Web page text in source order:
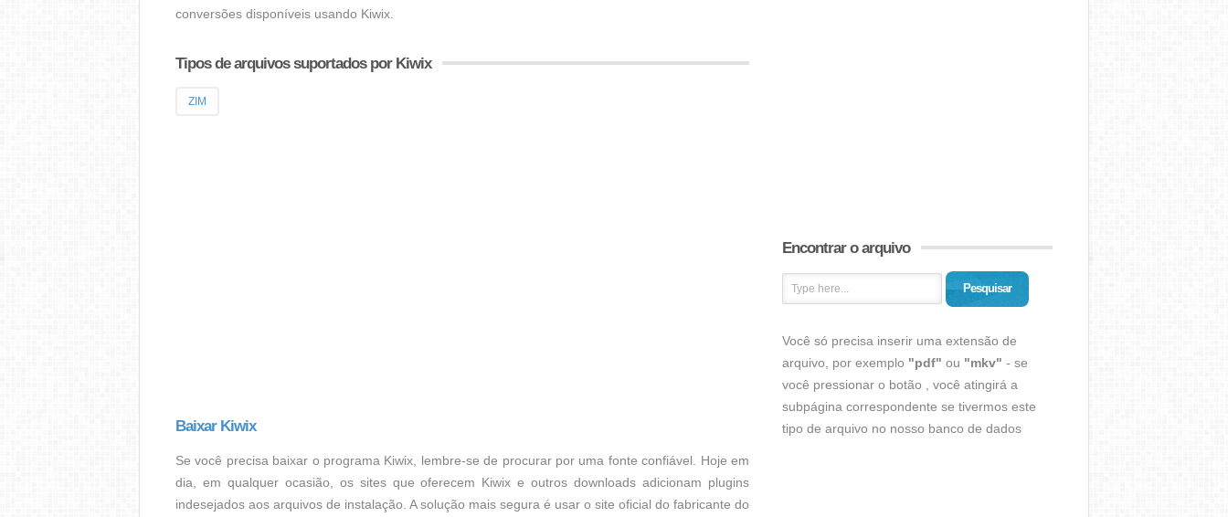
conversões disponíveis usando Kiwix.
Tipos de arquivos suportados por Kiwix
ZIM
Baixar Kiwix
Se você precisa baixar o programa Kiwix, lembre-se de procurar por uma fonte confiável. Hoje em
dia, em qualquer ocasião, os sites que oferecem Kiwix e outros downloads adicionam plugins
indesejados aos arquivos de instalação. A solução mais segura é usar o site oficial do fabricante do
Encontrar o arquivo
Pesquisar
Você só precisa inserir uma extensão de
arquivo, por exemplo "pdf" ou "mkv" - se
você pressionar o botão , você atingirá a
subpágina correspondente se tivermos este
tipo de arquivo no nosso banco de dados